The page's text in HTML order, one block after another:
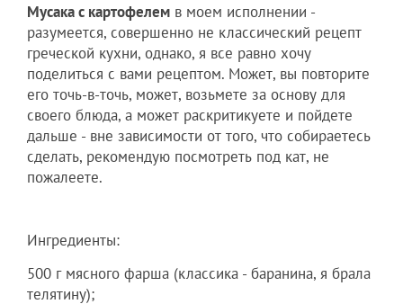
Мусака с картофелем в моем исполнении -
разумеется, совершенно не классический рецепт
греческой кухни, однако, я все равно хочу
поделиться с вами рецептом. Может, вы повторите
его точь-в-точь, может, возьмете за основу для
своего блюда, а может раскритикуете и пойдете
дальше - вне зависимости от того, что собираетесь
сделать, рекомендую посмотреть под кат, не
пожалеете.
Ингредиенты:
500 г мясного фарша (классика - баранина, я брала
телятину);